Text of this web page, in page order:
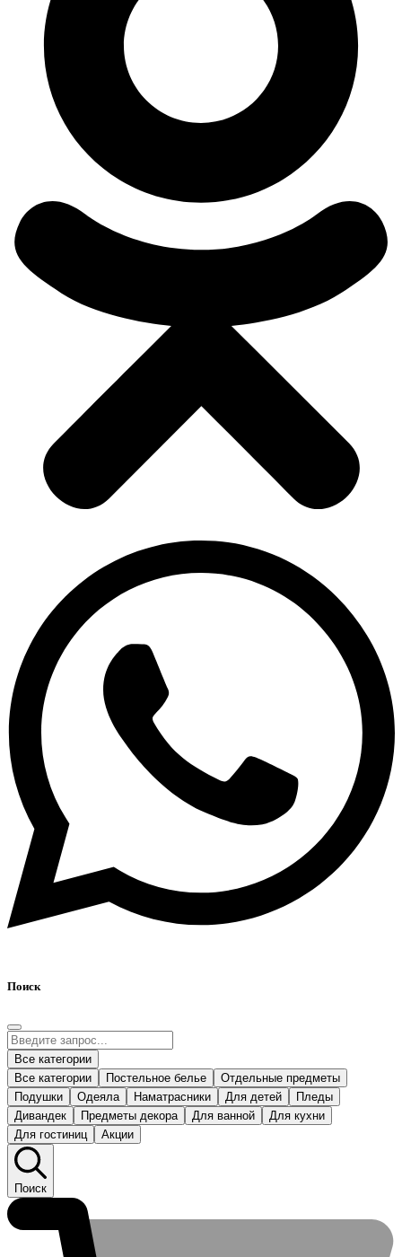
Поиск
Все категории
Все категории
Постельное белье
Отдельные предметы
Подушки
Одеяла Наматрасники Для детей
Пледы
Дивандек
Предметы декора Для ванной
Для кухни
Для гостиниц
Акции
Поиск